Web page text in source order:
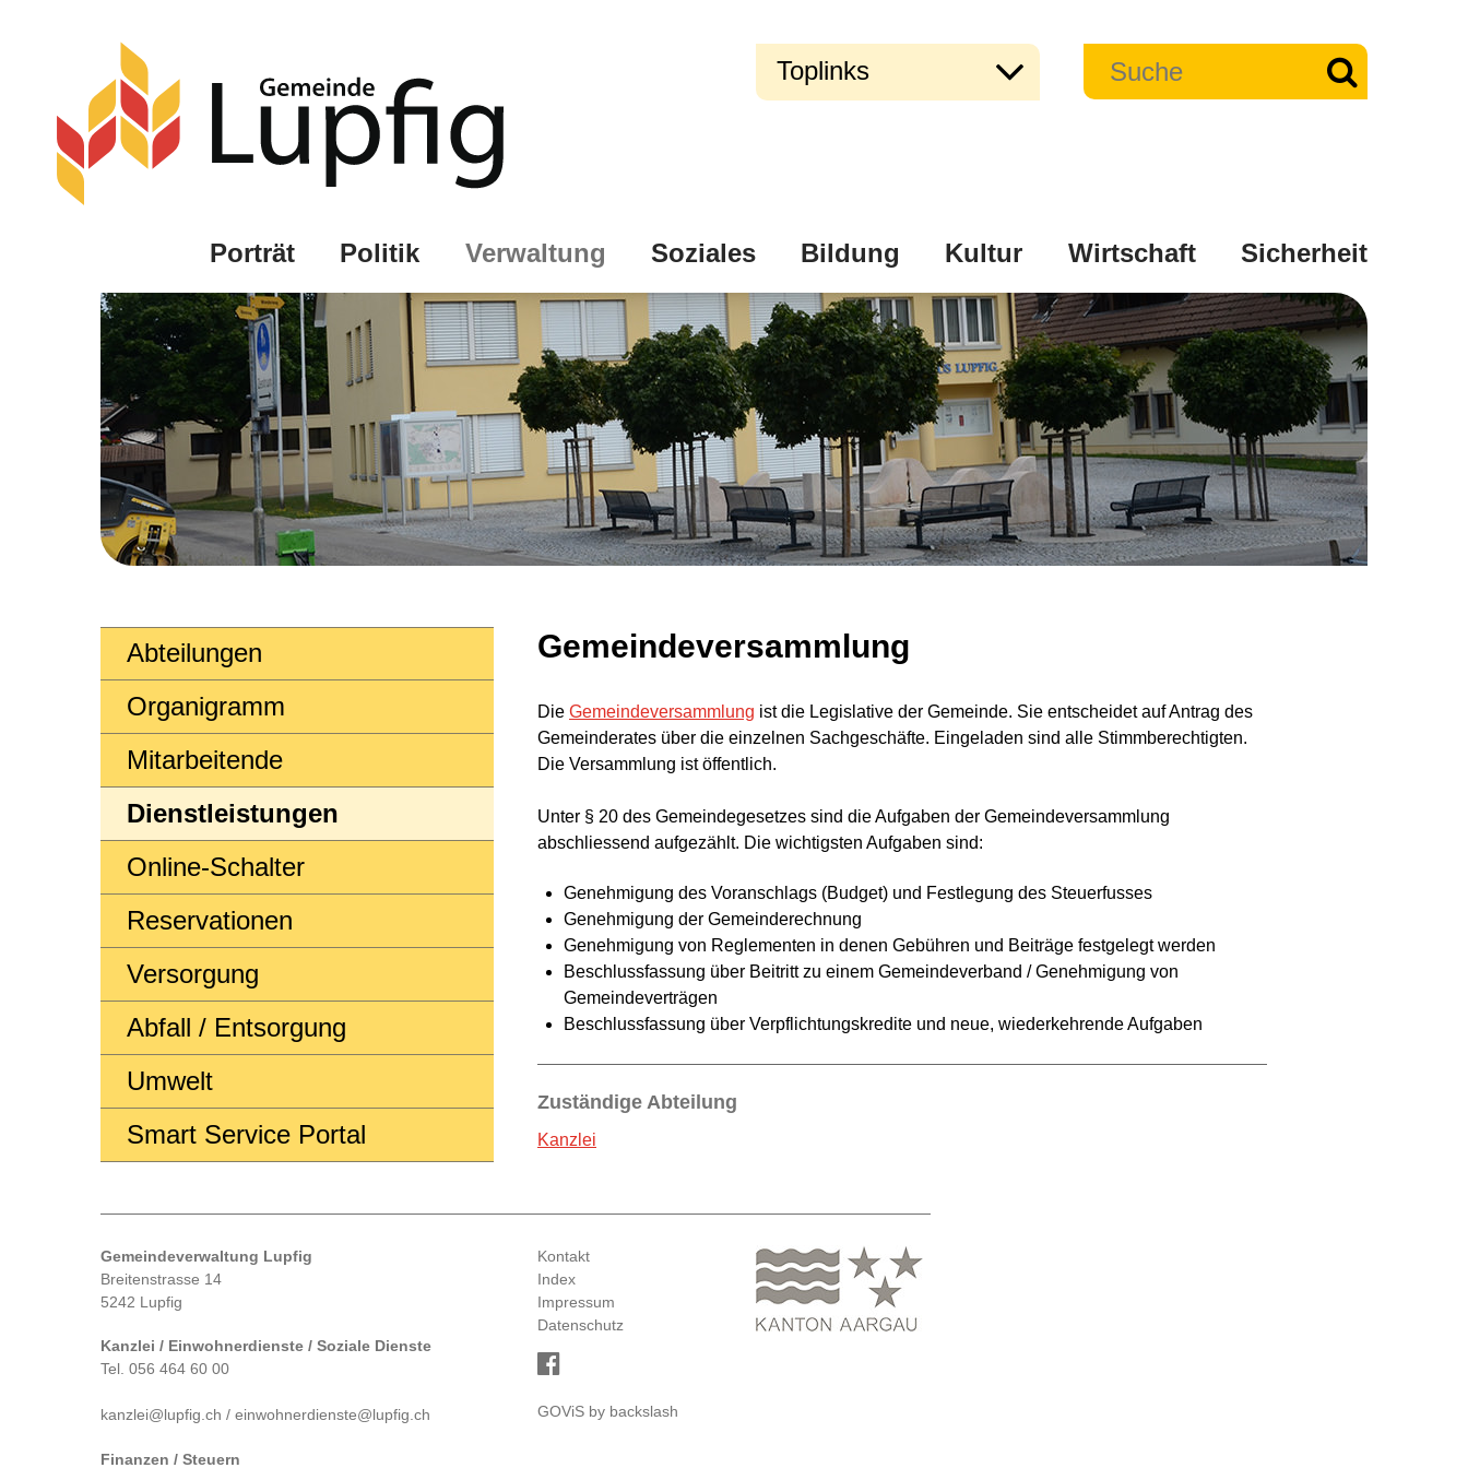
Toplinks
Porträt Politik Verwaltung Soziales Bildung Kultur Wirtschaft Sicherheit
Abteilungen
Organigramm
Mitarbeitende
Dienstleistungen
Online-Schalter
Reservationen
Versorgung
Abfall / Entsorgung
Umwelt
Smart Service Portal
Gemeindeversammlung
Die Gemeindeversammlung ist die Legislative der Gemeinde. Sie entscheidet auf Antrag des
Gemeinderates über die einzelnen Sachgeschäfte. Eingeladen sind alle Stimmberechtigten.
Die Versammlung ist öffentlich.
Unter § 20 des Gemeindegesetzes sind die Aufgaben der Gemeindeversammlung
abschliessend aufgezählt. Die wichtigsten Aufgaben sind:
Genehmigung des Voranschlags (Budget) und Festlegung des Steuerfusses
Genehmigung der Gemeinderechnung
Genehmigung von Reglementen in denen Gebühren und Beiträge festgelegt werden
Beschlussfassung über Beitritt zu einem Gemeindeverband / Genehmigung von
Gemeindeverträgen
Beschlussfassung über Verpflichtungskredite und neue, wiederkehrende Aufgaben
Zuständige Abteilung
Kanzlei
Gemeindeverwaltung Lupfig
Breitenstrasse 14
5242 Lupfig
Kanzlei / Einwohnerdienste / Soziale Dienste
Tel. 056 464 60 00
kanzlei@lupfig.ch / einwohnerdienste@lupfig.ch
Finanzen / Steuern
Kontakt
Index
Impressum
Datenschutz
GOViS by backslash